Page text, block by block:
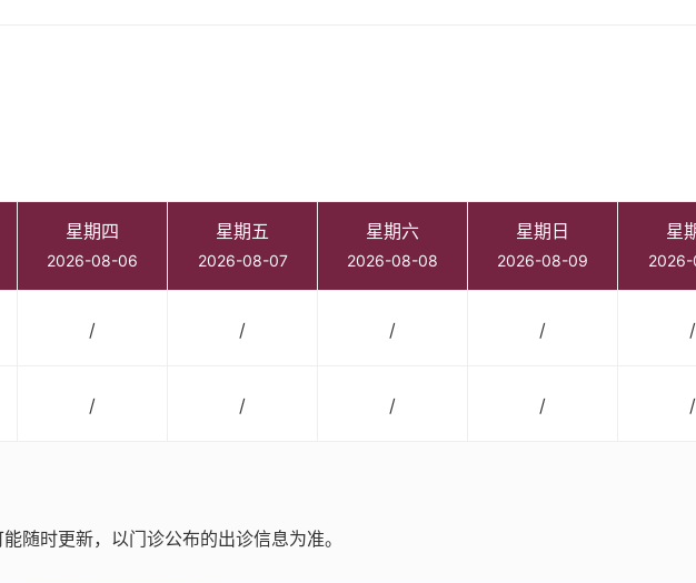
星期四
2026-08-06
星期五
2026-08-07
星期六
2026-08-08
星期日
2026-08-09
星
/ / / / /
/ / / / /
随时更新，以门诊公布的出诊信息为准。